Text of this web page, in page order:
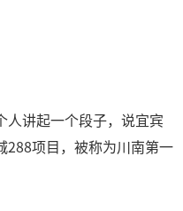
人讲起一个段子，说宜宾
288项目，被称为川南第一